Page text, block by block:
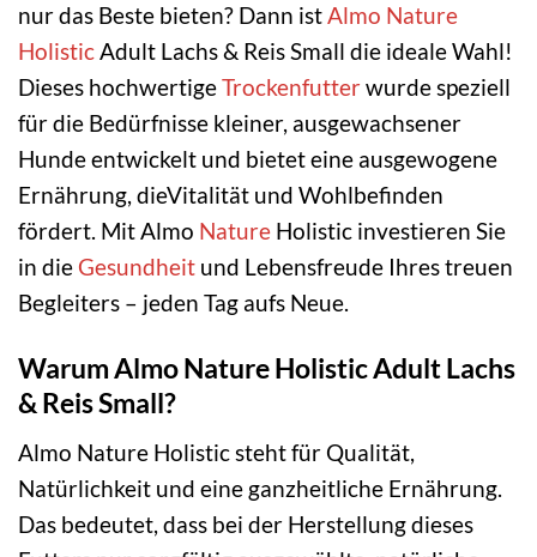
nur das Beste bieten? Dann istAlmo Nature
HolisticAdult Lachs & Reis Small die ideale Wahl!
Dieses hochwertigeTrockenfutterwurde speziell
für die Bedürfnisse kleiner, ausgewachsener
Hunde entwickelt und bietet eine ausgewogene
Ernährung, dieVitalität und Wohlbefinden
fördert. Mit Almo Nature Holistic investieren Sie
in die Gesundheit und Lebensfreude Ihres treuen
Begleiters – jeden Tag aufs Neue.
Warum Almo Nature Holistic Adult Lachs
& Reis Small?
Almo Nature Holistic steht für Qualität,
Natürlichkeit und eine ganzheitliche Ernährung.
Das bedeutet, dass bei der Herstellung dieses